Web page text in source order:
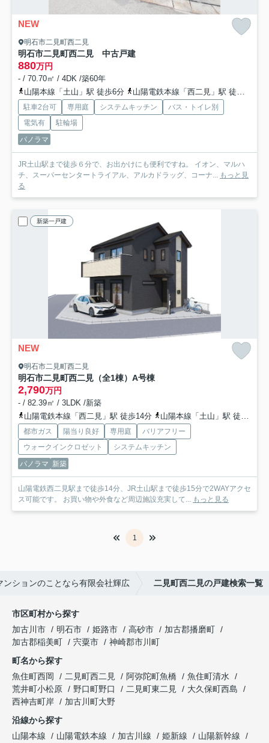
NEW
明石市二見町西二見
明石市二見町西二見 中古戸建
880万円
- / 70.70㎡ / 4DK /築60年
山陽本線「土山」駅 徒歩6分
山陽電鉄本線「西二見」駅 徒歩23分
駐車2台可 専用庭 システムキッチン
バス・トイレ別
電気有
駐輪場
パノラマ
JR土山駅まで徒歩６分で、お出かけにも便利ですね。 イオン、マルハ
チ、スーパーセンタートライアル、アルカドラッグ、コーナ... もっと見
る
新築一戸建
NEW
明石市二見町西二見
明石市二見町西二見（全1棟）A号棟
2,790万円
- / 82.39㎡ / 3LDK /新築
山陽電鉄本線「西二見」駅 徒歩14分
山陽本線「土山」駅 徒歩15分
都市ガス 陽当り良好 専用庭
バリアフリー
ウォークインクロゼット
システムキッチン
パノラマ 新築
山陽電鉄西二見駅まで徒歩14分、JR土山駅まで徒歩15分で2WAYアクセ
ス可能です。 お買い物や外食など周辺施設充実して... もっと見る
1
ションのことなら有限会社輝広 二見町西二見の戸建検索一覧
市区町村から探す
加古川市
明石市 姫路市 高砂市
加古郡播磨町
加古郡稲美町
宍粟市
神崎郡市川町
町名から探す
魚住町西岡
二見町西二見 阿弥陀町魚橋
魚住町清水
荒井町小松原
野口町野口 二見町東二見
大久保町西島
西神吉町岸
加古川町大野
沿線から探す
山陽本線
山陽電鉄本線 加古川線 姫新線
山陽新幹線